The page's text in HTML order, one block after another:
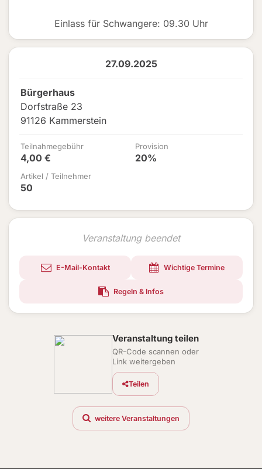
Einlass für Schwangere: 09.30 Uhr
27.09.2025
Bürgerhaus
Dorfstraße 23
91126 Kammerstein
Teilnahmegebühr
4,00 €
Provision
20%
Artikel / Teilnehmer
50
Veranstaltung beendet
E-Mail-Kontakt Wichtige Termine
Regeln & Infos
Veranstaltung teilen
QR-Code scannen oder
Link weitergeben
Teilen
weitere Veranstaltungen